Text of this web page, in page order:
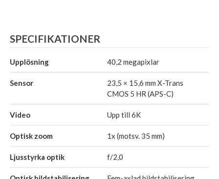
SPECIFIKATIONER
Upplösning 40,2 megapixlar
Sensor
23,5 × 15,6 mm X-Trans
CMOS 5 HR (APS-C)
Video Upp till 6K
Optisk zoom 1x (motsv. 35 mm)
Ljusstyrka optik f/2,0